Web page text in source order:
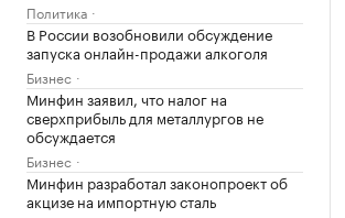
Политика
В России возобновили обсуждение
запуска онлайн-продажи алкоголя
Бизнес
Минфин заявил, что налог на
сверхприбыль для металлургов не
обсуждается
Бизнес
Минфин разработал законопроект об
акцизе на импортную сталь